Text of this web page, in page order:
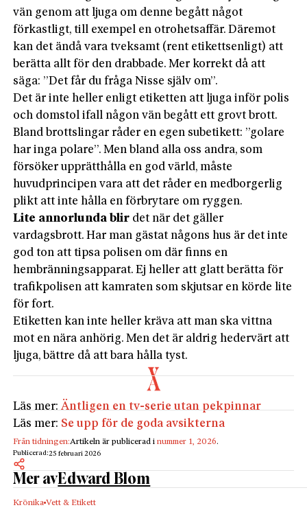
vän genom att ljuga om denne begått något
förkastligt, till exempel en otrohetsaffär. Däremot
kan det ändå vara tveksamt (rent etiketts­enligt) att
berätta allt för den drabbade. Mer korrekt då att
säga: ”Det får du fråga Nisse själv om”.
Det är inte heller enligt etiketten att ljuga inför polis
och domstol ifall någon vän begått ett grovt brott.
Bland brottslingar råder en egen subetikett: ”golare
har inga polare”. Men bland alla oss andra, som
försöker upprätthålla en god värld, måste
huvudprincipen vara att det råder en medborgerlig
plikt att inte hålla en förbrytare om ryggen.
Lite annorlunda blir det när det gäller
vardagsbrott. Har man gästat någons hus är det inte
god ton att tipsa polisen om där finns en
hembränningsapparat. Ej heller att glatt berätta för
trafikpolisen att kamraten som skjutsar en körde lite
för fort.
Etiketten kan inte heller kräva att man ska vittna
mot en nära anhörig. Men det är aldrig hedervärt att
ljuga, bättre då att bara hålla tyst.
Läs mer:Äntligen en tv-serie utan pekpinnar
Läs mer: Se upp för de goda avsikterna
Från tidningen:Artikeln är publicerad inummer 1, 2026.
Publicerad:25 februari 2026
Mer avEdward Blom
Krönika Vett & Etikett